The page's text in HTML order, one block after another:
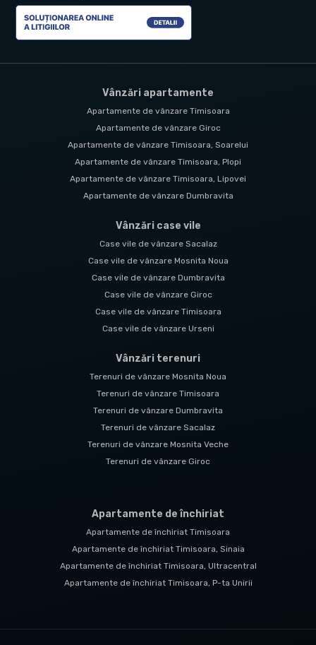
Vânzări apartamente
Apartamente de vânzare Timisoara
Apartamente de vânzare Giroc
Apartamente de vânzare Timisoara, Soarelui
Apartamente de vânzare Timisoara, Plopi
Apartamente de vânzare Timisoara, Lipovei
Apartamente de vânzare Dumbravita
Vânzări case vile
Case vile de vânzare Sacalaz
Case vile de vânzare Mosnita Noua
Case vile de vânzare Dumbravita
Case vile de vânzare Giroc
Case vile de vânzare Timisoara
Case vile de vânzare Urseni
Vânzări terenuri
Terenuri de vânzare Mosnita Noua
Terenuri de vânzare Timisoara
Terenuri de vânzare Dumbravita
Terenuri de vânzare Sacalaz
Terenuri de vânzare Mosnita Veche
Terenuri de vânzare Giroc
Apartamente de închiriat
Apartamente de închiriat Timisoara
Apartamente de închiriat Timisoara, Sinaia
Apartamente de închiriat Timisoara, Ultracentral
Apartamente de închiriat Timisoara, P-ta Unirii